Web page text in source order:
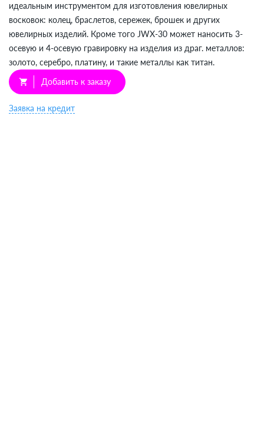
идеальным инструментом для изготовления ювелирных
восковок: колец, браслетов, сережек, брошек и других
ювелирных изделий. Кроме того JWX-30 может наносить 3-
осевую и 4-осевую гравировку на изделия из драг. металлов:
золото, серебро, платину, и такие металлы как титан.
shopping_cart Добавить к заказу
Заявка на кредит